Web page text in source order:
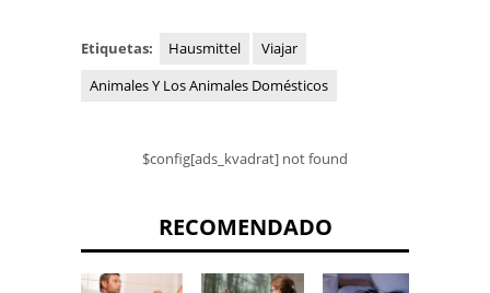
Etiquetas: Hausmittel
Viajar
Animales Y Los Animales Domésticos
$config[ads_kvadrat] not found
RECOMENDADO